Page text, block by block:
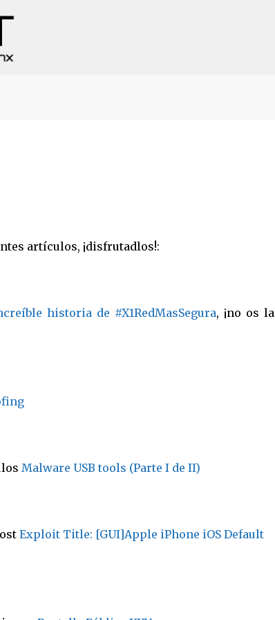
artículos, ¡disfrutadlos!:
historia de #X1RedMasSegura, ¡no os la
Malware USB tools (Parte I de II)
Exploit Title: [GUI]Apple iPhone iOS Default